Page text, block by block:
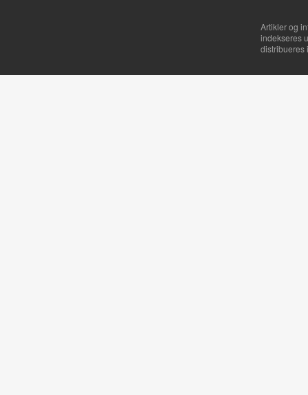
Artikler og
indekseres
distribueres